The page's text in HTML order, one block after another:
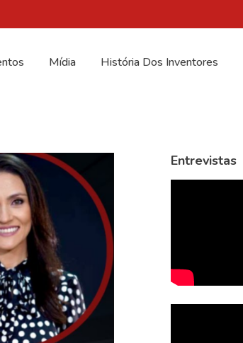
Mídia História Dos Inventores
Entrevistas